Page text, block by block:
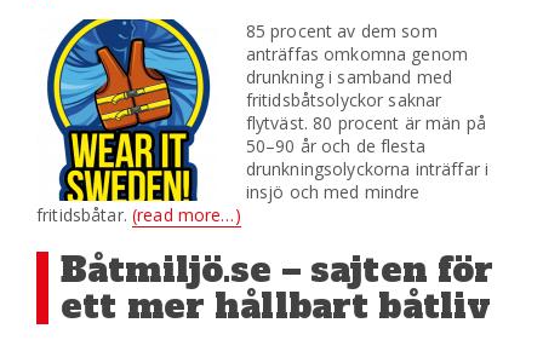
85 procent av dem som
anträffas omkomna genom
drunkning i samband med
fritidsbåtsolyckor saknar
flytväst. 80 procent är män på
50–90 år och de flesta
drunkningsolyckorna inträffar i
insjö och med mindre
fritidsbåtar. (read more…)
Båtmiljö.se – sajten för
ett mer hållbart båtliv